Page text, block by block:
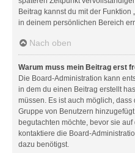
Beitrag kannst du mit der Funktion
in deinem persönlichen Bereich
Nach oben
Warum muss mein Beitrag erst
Die Board-Administration kann
in dem du einen Beitrag erstellt
müssen. Es ist auch möglich,
Gruppe von Benutzern
begutachten möchte, bevor sie
kontaktiere die Board-
dazu benötigst.